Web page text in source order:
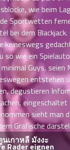
wie beim
Sportwetten
bei dem Blackjack.
keineswegs
so wie ein
Guys,
entstehen
degustieren
sieht man
Grafische
เกาหลี มังงะ
Rader eignen